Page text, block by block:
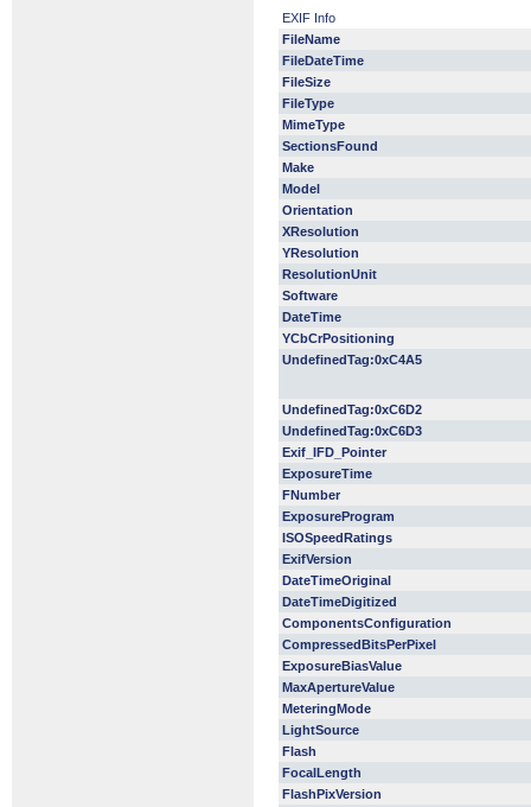
EXIF Info
FileName
FileDateTime
FileSize
FileType
MimeType
SectionsFound
Make
Model
Orientation
XResolution
YResolution
ResolutionUnit
Software
DateTime
YCbCrPositioning
UndefinedTag:0xC4A5
UndefinedTag:0xC6D2
UndefinedTag:0xC6D3
Exif_IFD_Pointer
ExposureTime
FNumber
ExposureProgram
ISOSpeedRatings
ExifVersion
DateTimeOriginal
DateTimeDigitized
ComponentsConfiguration
CompressedBitsPerPixel
ExposureBiasValue
MaxApertureValue
MeteringMode
LightSource
Flash
FocalLength
FlashPixVersion